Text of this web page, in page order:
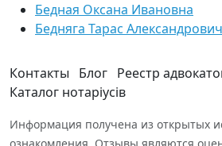
Бедная Оксана Ивановна
Бедняга Тарас Александрович
Контакты Блог Реестр
Каталог нотаріусів
Информация получена из открытых